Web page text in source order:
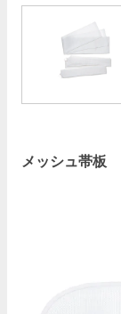
メッシュ帯板